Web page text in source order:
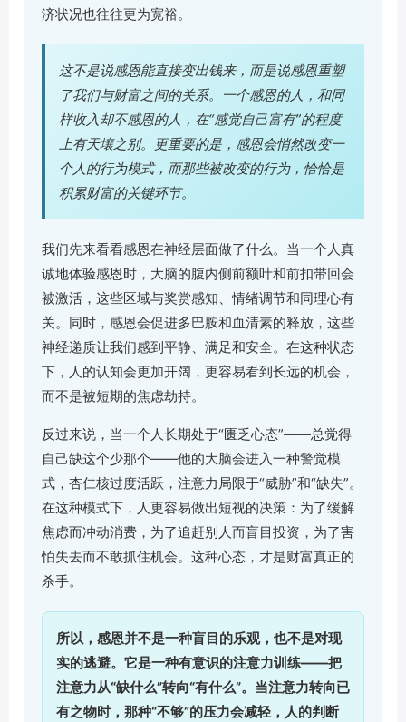
济状况也往往更为宽裕。
这不是说感恩能直接变出钱来，而是说感恩重塑
了我们与财富之间的关系。一个感恩的人，和同
样收入却不感恩的人，在“感觉自己富有”的程度
上有天壤之别。更重要的是，感恩会悄然改变一
个人的行为模式，而那些被改变的行为，恰恰是
积累财富的关键环节。
我们先来看看感恩在神经层面做了什么。当一个人真
诚地体验感恩时，大脑的腹内侧前额叶和前扣带回会
被激活，这些区域与奖赏感知、情绪调节和同理心有
关。同时，感恩会促进多巴胺和血清素的释放，这些
神经递质让我们感到平静、满足和安全。在这种状态
下，人的认知会更加开阔，更容易看到长远的机会，
而不是被短期的焦虑劫持。
反过来说，当一个人长期处于“匮乏心态”——总觉得
自己缺这个少那个——他的大脑会进入一种警觉模
式，杏仁核过度活跃，注意力局限于“威胁”和“缺失”。
在这种模式下，人更容易做出短视的决策：为了缓解
焦虑而冲动消费，为了追赶别人而盲目投资，为了害
怕失去而不敢抓住机会。这种心态，才是财富真正的
杀手。
所以，感恩并不是一种盲目的乐观，也不是对现
实的逃避。它是一种有意识的注意力训练——把
注意力从“缺什么”转向“有什么”。当注意力转向已
有之物时，那种“不够”的压力会减轻，人的判断